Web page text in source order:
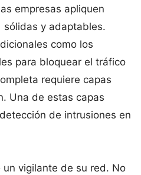
empresas apliquen
y adaptables.
como los
para bloquear el tráfico
requiere capas
Una de estas capas
de intrusiones en
un vigilante de su red. No